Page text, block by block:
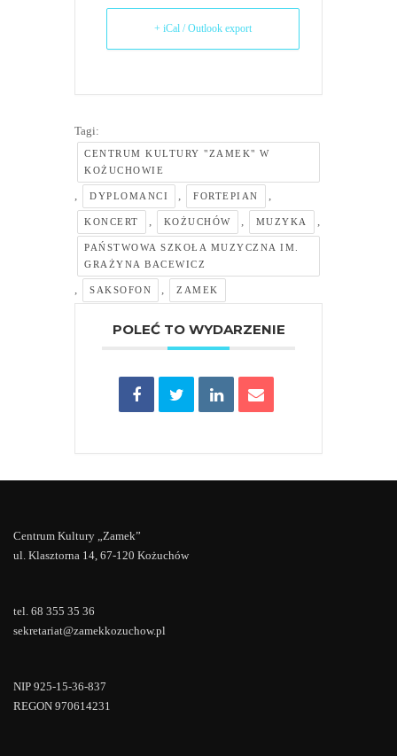
+ iCal / Outlook export
Tagi:
CENTRUM KULTURY "ZAMEK" W
KOŻUCHOWIE
, DYPLOMANCI , FORTEPIAN ,
KONCERT , KOŻUCHÓW , MUZYKA ,
PAŃSTWOWA SZKOŁA MUZYCZNA IM.
GRAŻYNA BACEWICZ
, SAKSOFON , ZAMEK
POLEĆ TO WYDARZENIE
Centrum Kultury „Zamek”
ul. Klasztorna 14, 67-120 Kożuchów
tel. 68 355 35 36
sekretariat@zamekkozuchow.pl
NIP 925-15-36-837
REGON 970614231